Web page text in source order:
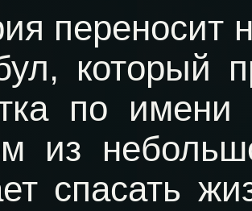
переносит
который
по
из
спасать